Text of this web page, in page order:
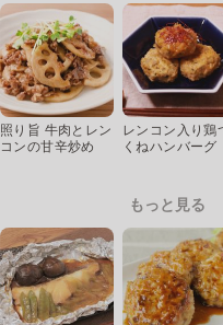
照り旨 牛肉とレン
コンの甘辛炒め
レンコン入り鶏
くねハンバーグ
もっと見る